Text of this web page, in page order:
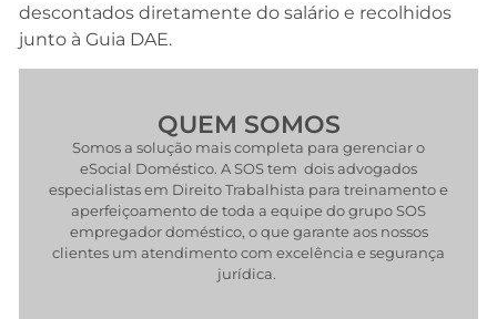
descontados diretamente do salário e recolhidos
junto à Guia DAE.
QUEM SOMOS
Somos a solução mais completa para gerenciar o
eSocial Doméstico. A SOS tem dois advogados
especialistas em Direito Trabalhista para treinamento e
aperfeiçoamento de toda a equipe do grupo SOS
empregador doméstico, o que garante aos nossos
clientes um atendimento com excelência e segurança
jurídica.